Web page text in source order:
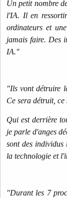
Un petit nombre
l'IA. Il en
ordinateurs et
jamais faire. Des
IA."
"Ils vont détruire
Ce sera détruit, ce
Qui est derrière
je parle d'anges
sont des
la technologie et
"Durant les 7